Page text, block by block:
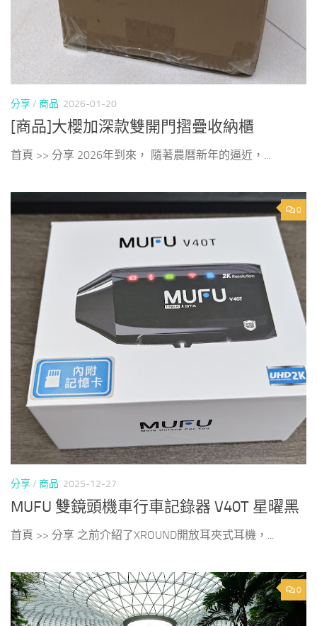
分享/ 商品 2026-01-20
[商品]大櫻加深款雙開門摺疊收納櫃
首頁 >> 分享 2026年到來， 隨著農曆新年的逼近，...
0
分享/ 商品 2025-12-27
MUFU 雙鏡頭機車行車記錄器 V40T 星曜黑
首頁 >> 分享 之前介紹了XROUND開放耳夾式耳機，...
0